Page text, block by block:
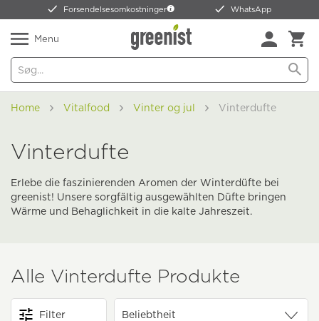
Forsendelsesomkostninger WhatsApp
Menu
Home Vitalfood Vinter og jul Vinterdufte
Vinterdufte
Erlebe die faszinierenden Aromen der Winterdüfte bei
greenist! Unsere sorgfältig ausgewählten Düfte bringen
Wärme und Behaglichkeit in die kalte Jahreszeit.
Alle Vinterdufte Produkte
Filter